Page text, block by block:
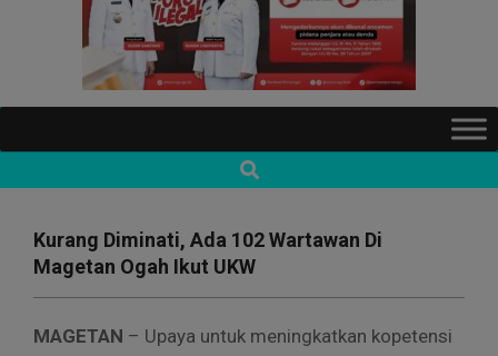
Navigation
Search
Kurang Diminati, Ada 102 Wartawan Di
Magetan Ogah Ikut UKW
MAGETAN – Upaya untuk meningkatkan kopetensi